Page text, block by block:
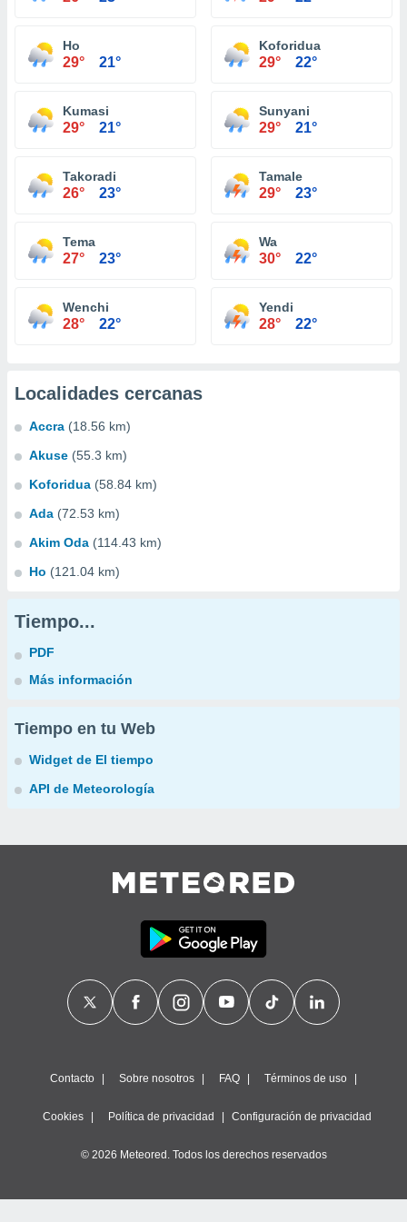
Ho
29° 21°
Koforidua
29° 22°
Kumasi
29° 21°
Sunyani
29° 21°
Takoradi
26° 23°
Tamale
29° 23°
Tema
27° 23°
Wa
30° 22°
Wenchi
28° 22°
Yendi
28° 22°
Localidades cercanas
Accra (18.56 km)
Akuse (55.3 km)
Koforidua (58.84 km)
Ada (72.53 km)
Akim Oda (114.43 km)
Ho (121.04 km)
Tiempo...
PDF
Más información
Tiempo en tu Web
Widget de El tiempo
API de Meteorología
Contacto Sobre nosotros FAQ Términos de uso
Cookies Política de privacidad Configuración de privacidad
© 2026 Meteored. Todos los derechos reservados